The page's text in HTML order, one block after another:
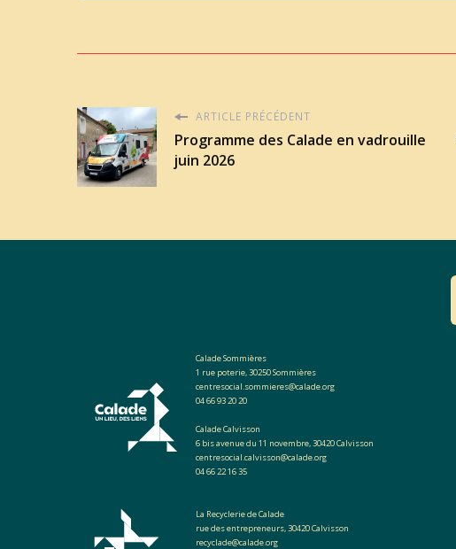
ARTICLE PRÉCÉDENT
Programme des Calade en vadrouille
juin 2026
Calade Sommières
1 rue poterie, 30250 Sommières
centresocial.sommieres@calade.org
04 66 93 20 20
Calade Calvisson
6 bis avenue du 11 novembre, 30420 Calvisson
centresocial.calvisson@calade.org
04 66 22 16 35
La Recyclerie de Calade
rue des entrepreneurs, 30420 Calvisson
recyclade@calade.org